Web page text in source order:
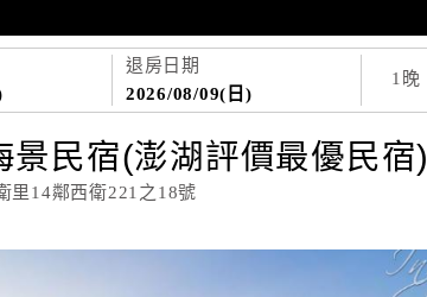
退房日期
2026/08/09(日)
1 晚
景民宿(澎湖評價最優民宿)
里14鄰西衛221之18號